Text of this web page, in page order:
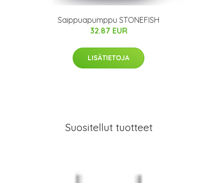
Saippuapumppu STONEFISH
32.87 EUR
LISÄTIETOJA
Suositellut tuotteet